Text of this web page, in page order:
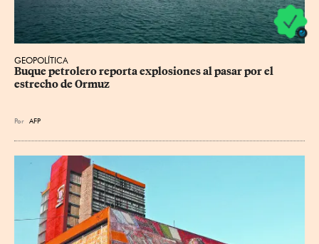
GEOPOLÍTICA
Buque petrolero reporta explosiones al pasar por el
estrecho de Ormuz
Por AFP